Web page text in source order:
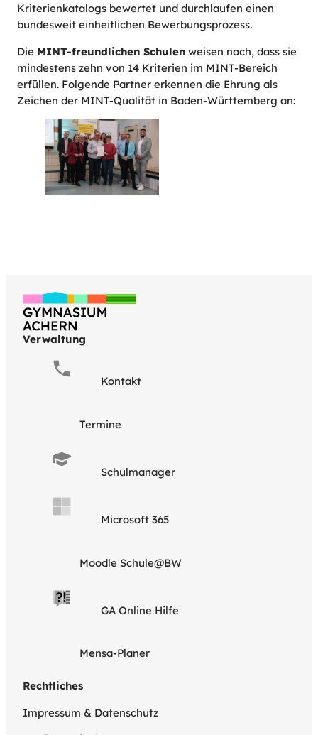
Kriterienkatalogs bewertet und durchlaufen einen
bundesweit einheitlichen Bewerbungsprozess.
Die MINT-freundlichen Schulen weisen nach, dass sie
mindestens zehn von 14 Kriterien im MINT-Bereich
erfüllen. Folgende Partner erkennen die Ehrung als
Zeichen der MINT-Qualität in Baden-Württemberg an:
Verwaltung
Kontakt
Termine
Schulmanager
Microsoft 365
Moodle Schule@BW
GA Online Hilfe
Mensa-Planer
Rechtliches
Impressum & Datenschutz